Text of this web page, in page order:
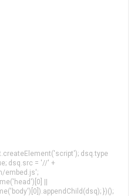
dsq.type
dsq.src = '//' +
embed.js';
||
})();